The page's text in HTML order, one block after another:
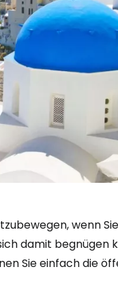
wenn
damit begnügen
Sie einfach die